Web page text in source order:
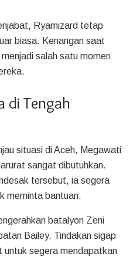
Ryamizard tetap
biasa. Kenangan saat
salah satu momen
di Tengah
situasi di Aceh, Megawati
sangat dibutuhkan.
tersebut, ia segera
meminta bantuan.
batalyon Zeni
Bailey. Tindakan sigap
untuk segera mendapatkan